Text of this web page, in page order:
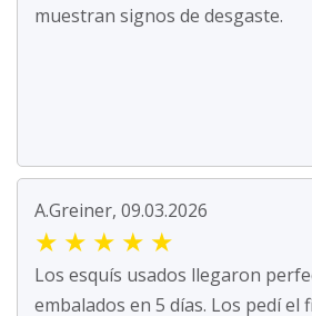
muestran signos de desgaste.
A.Greiner, 09.03.2026
★ ★ ★ ★ ★
Los esquís usados llegaron
embalados en 5 días. Los pedí el